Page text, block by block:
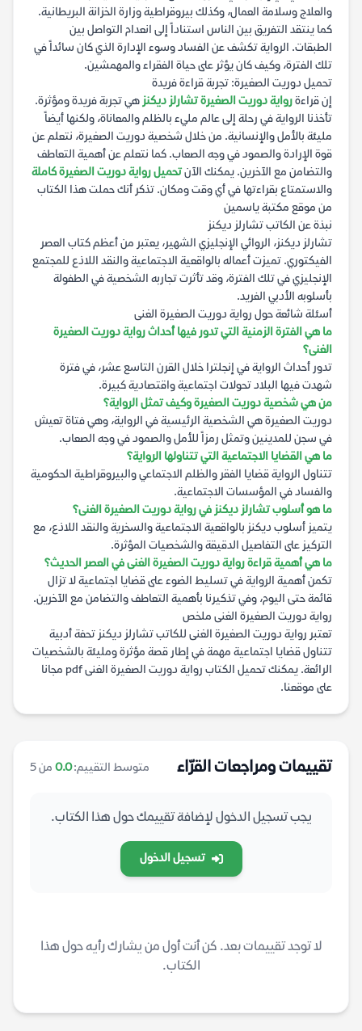
والعلاج وسلامة العمال، وكذلك بيروقراطية وزارة الخزانة البريطانية.
كما ينتقد التفريق بين الناس استناداً إلى انعدام التواصل بين
الطبقات. الرواية تكشف عن الفساد وسوء الإدارة الذي كان سائداً في
تلك الفترة، وكيف كان يؤثر على حياة الفقراء والمهمشين.
تحميل دوريت الصغيرة: تجربة قراءة فريدة
إن قراءةرواية دوريت الصغيرة تشارلز ديكنز هي تجربة فريدة ومؤثرة.
تأخذنا الرواية في رحلة إلى عالم مليء بالظلم والمعاناة، ولكنها أيضاً
مليئة بالأمل والإنسانية. من خلال شخصية دوريت الصغيرة، نتعلم عن
قوة الإرادة والصمود في وجه الصعاب. كما نتعلم عن أهمية التعاطف
والتضامن مع الآخرين. يمكنك الآنتحميل رواية دوريت الصغيرة كاملة
والاستمتاع بقراءتها في أي وقت ومكان. تذكر أنك حملت هذا الكتاب
من موقع مكتبة ياسمين
نبذة عن الكاتب تشارلز ديكنز
تشارلز ديكنز، الروائي الإنجليزي الشهير، يعتبر من أعظم كتاب العصر
الفيكتوري. تميزت أعماله بالواقعية الاجتماعية والنقد اللاذع للمجتمع
الإنجليزي في تلك الفترة، وقد تأثرت تجاربه الشخصية في الطفولة
بأسلوبه الأدبي الفريد.
أسئلة شائعة حول رواية دوريت الصغيرة الغنى
ما هي الفترة الزمنية التي تدور فيها أحداث رواية دوريت الصغيرة
الغنى؟
تدور أحداث الرواية في إنجلترا خلال القرن التاسع عشر، في فترة
شهدت فيها البلاد تحولات اجتماعية واقتصادية كبيرة.
من هي شخصية دوريت الصغيرة وكيف تمثل الرواية؟
دوريت الصغيرة هي الشخصية الرئيسية في الرواية، وهي فتاة تعيش
في سجن للمدينين وتمثل رمزاً للأمل والصمود في وجه الصعاب.
ما هي القضايا الاجتماعية التي تتناولها الرواية؟
تتناول الرواية قضايا الفقر والظلم الاجتماعي والبيروقراطية الحكومية
والفساد في المؤسسات الاجتماعية.
ما هو أسلوب تشارلز ديكنز في رواية دوريت الصغيرة الغنى؟
يتميز أسلوب ديكنز بالواقعية الاجتماعية والسخرية والنقد اللاذع، مع
التركيز على التفاصيل الدقيقة والشخصيات المؤثرة.
ما هي أهمية قراءة رواية دوريت الصغيرة الغنى في العصر الحديث؟
تكمن أهمية الرواية في تسليط الضوء على قضايا اجتماعية لا تزال
قائمة حتى اليوم، وفي تذكيرنا بأهمية التعاطف والتضامن مع الآخرين.
رواية دوريت الصغيرة الغنى ملخص
تعتبر رواية دوريت الصغيرة الغنى للكاتب تشارلز ديكنز تحفة أدبية
تتناول قضايا اجتماعية مهمة في إطار قصة مؤثرة ومليئة بالشخصيات
الرائعة. يمكنك تحميل الكتاب رواية دوريت الصغيرة الغنى pdf مجانا
على موقعنا.
تقييمات ومراجعات القرّاء متوسط التقييم:0.0 من 5
يجب تسجيل الدخول لإضافة تقييمك حول هذا الكتاب.
تسجيل الدخول
لا توجد تقييمات بعد. كن أنت أول من يشارك رأيه حول هذا
الكتاب.